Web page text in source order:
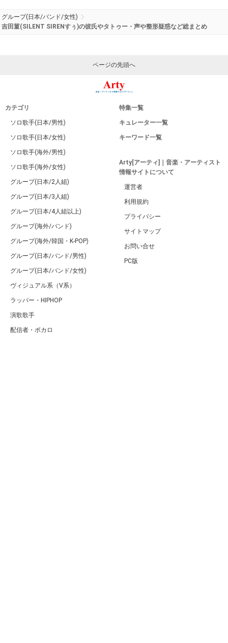
グループ(日本/バンド/女性)
吉田菫(SILENT SIRENすぅ)の彼氏やタトゥー・声や整形疑惑など総まとめ
ページの先頭へ
カテゴリ
ソロ歌手(日本/男性)
ソロ歌手(日本/女性)
ソロ歌手(海外/男性)
ソロ歌手(海外/女性)
グループ(日本/2人組)
グループ(日本/3人組)
グループ(日本/4人組以上)
グループ(海外/バンド)
グループ(海外/韓国・K-POP)
グループ(日本/バンド/男性)
グループ(日本/バンド/女性)
ヴィジュアル系（V系）
ラッパー・HIPHOP
演歌歌手
配信者・ボカロ
特集一覧
キュレーター一覧
キーワード一覧
Arty[アーティ]｜音楽・アーティスト
情報サイトについて
運営者
利用規約
プライバシー
サイトマップ
お問い合せ
PC版